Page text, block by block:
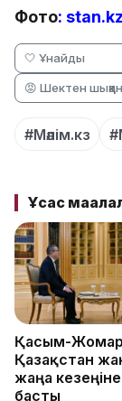
Фото: stan.kz
🤍 Ұнайды
😡 Шектен шыққан
#Мәлім.кз
Ұқсас
Қасым-
Қазақстан
жаңа
басты